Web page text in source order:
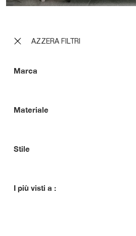
AZZERA FILTRI
Marca
Materiale
Stile
I più visti a :